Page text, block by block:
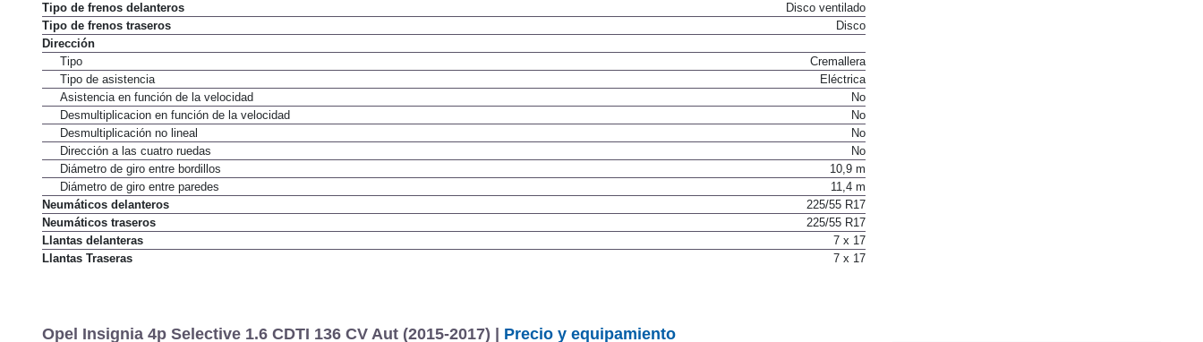
Tipo de frenos delanteros
Disco ventilado
Tipo de frenos traseros
Disco
Dirección
Tipo
Cremallera
Tipo de asistencia
Eléctrica
Asistencia en función de la velocidad
No
Desmultiplicacion en función de la velocidad
No
Desmultiplicación no lineal
No
Dirección a las cuatro ruedas
No
Diámetro de giro entre bordillos
10,9 m
Diámetro de giro entre paredes
11,4 m
Neumáticos delanteros
225/55 R17
Neumáticos traseros
225/55 R17
Llantas delanteras
7 x 17
Llantas Traseras
7 x 17
Opel Insignia 4p Selective 1.6 CDTI 136 CV Aut (2015-2017) | Precio y equipamiento